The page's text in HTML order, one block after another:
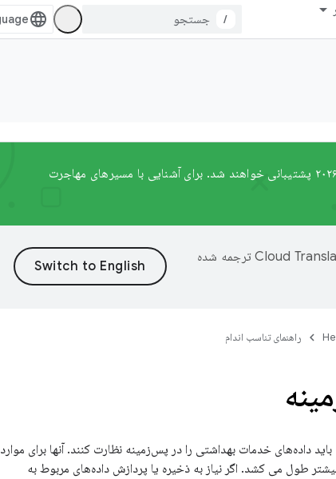
/
رابط‌های برنامه‌نویسی کاربردی گوگل فیت تا پایان سال ۲۰۲۶ پشتیبانی خواهند شد. برای آشنایی با مسیرهای مهاجرت
ترجمه شده
راهنمای تناسب اندام
داده‌های خدمات بهداشتی را در پس‌زمینه نظارت کنند. آنها برای موارد
طول می کشد. اگر نیاز به ذخیره یا پردازش داده‌های مربوط به